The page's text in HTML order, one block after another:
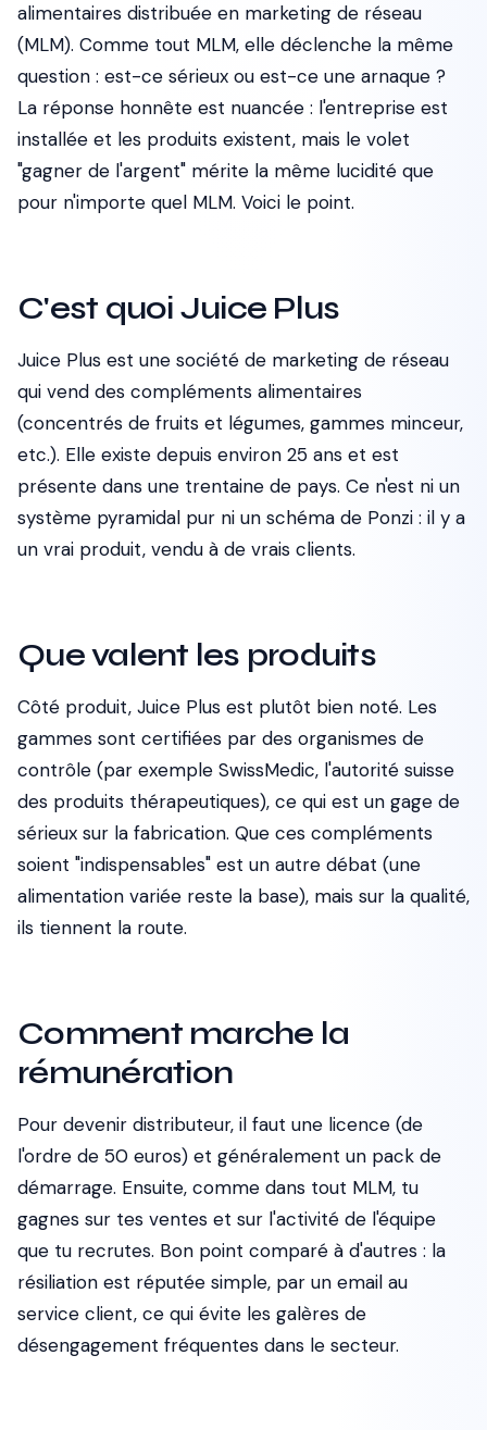
alimentaires distribuée en marketing de réseau
(MLM). Comme tout MLM, elle déclenche la même
question : est-ce sérieux ou est-ce une arnaque ?
La réponse honnête est nuancée : l'entreprise est
installée et les produits existent, mais le volet
"gagner de l'argent" mérite la même lucidité que
pour n'importe quel MLM. Voici le point.
C'est quoi Juice Plus
Juice Plus est une société de marketing de réseau
qui vend des compléments alimentaires
(concentrés de fruits et légumes, gammes minceur,
etc.). Elle existe depuis environ 25 ans et est
présente dans une trentaine de pays. Ce n'est ni un
système pyramidal pur ni un schéma de Ponzi : il y a
un vrai produit, vendu à de vrais clients.
Que valent les produits
Côté produit, Juice Plus est plutôt bien noté. Les
gammes sont certifiées par des organismes de
contrôle (par exemple SwissMedic, l'autorité suisse
des produits thérapeutiques), ce qui est un gage de
sérieux sur la fabrication. Que ces compléments
soient "indispensables" est un autre débat (une
alimentation variée reste la base), mais sur la qualité,
ils tiennent la route.
Comment marche la
rémunération
Pour devenir distributeur, il faut une licence (de
l'ordre de 50 euros) et généralement un pack de
démarrage. Ensuite, comme dans tout MLM, tu
gagnes sur tes ventes et sur l'activité de l'équipe
que tu recrutes. Bon point comparé à d'autres : la
résiliation est réputée simple, par un email au
service client, ce qui évite les galères de
désengagement fréquentes dans le secteur.